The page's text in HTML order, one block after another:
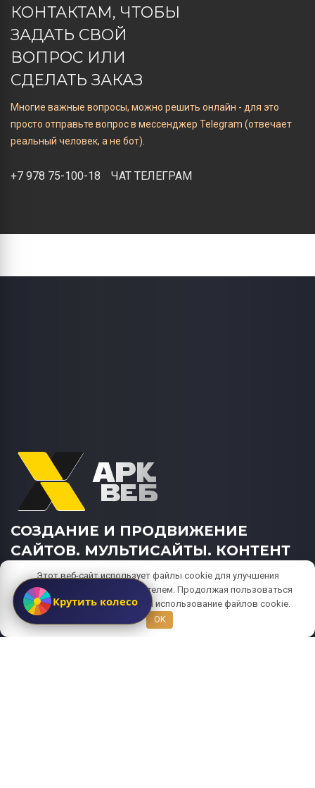
КОНТАКТАМ, ЧТОБЫ
ЗАДАТЬ СВОЙ
ВОПРОС ИЛИ
СДЕЛАТЬ ЗАКАЗ
Многие важные вопросы, можно решить онлайн - для это
просто отправьте вопрос в мессенджер Telegram (отвечает
реальный человек, а не бот).
+7 978 75-100-18 ЧАТ ТЕЛЕГРАМ
СОЗДАНИЕ И ПРОДВИЖЕНИЕ
САЙТОВ. МУЛЬТИСАЙТЫ. КОНТЕНТ
ДЛЯ САЙТОВ ПОД КЛЮЧ. SEO
ПРОДВИЖЕНИЕ.
Крутить колесо
Этот веб-сайт использует файлы cookie для улучшения
взаимодействия с пользователем. Продолжая пользоваться
сайтом, вы даете согласие на использование файлов cookie.
OK